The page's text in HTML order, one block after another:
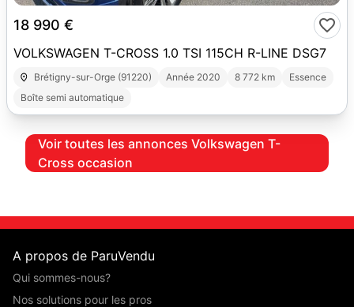
18 990 €
VOLKSWAGEN T-CROSS 1.0 TSI 115CH R-LINE DSG7
Brétigny-sur-Orge (91220) Année 2020 8 772 km
Essence
Boîte semi automatique
Voir toutes les annonces Volkswagen T-
Cross occasion
A propos de ParuVendu
Qui sommes-nous?
Nos solutions pour les pros